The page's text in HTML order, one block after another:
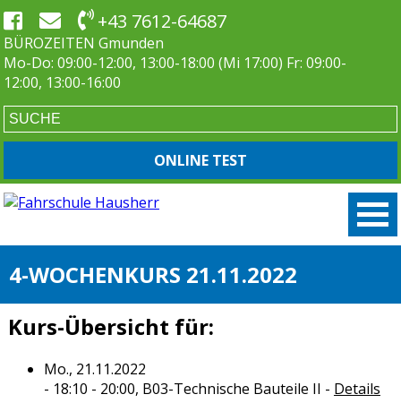
+43 7612-64687
BÜROZEITEN Gmunden
Mo-Do: 09:00-12:00, 13:00-18:00 (Mi 17:00) Fr: 09:00-
12:00, 13:00-16:00
ONLINE TEST
4-WOCHENKURS 21.11.2022
Kurs-Übersicht für:
Mo., 21.11.2022
- 18:10 - 20:00, B03-Technische Bauteile II - Details